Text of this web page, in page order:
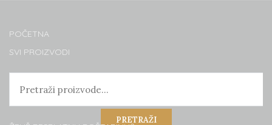
POČETNA
SVI PROIZVODI
PRETRAŽI